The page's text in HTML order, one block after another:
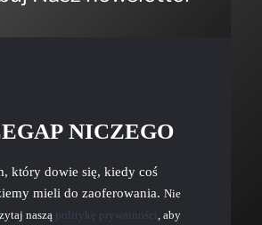
NICZEGO
który dowie się, kiedy coś
mieli do zaoferowania. Nie
naszą politykę prywatności, aby